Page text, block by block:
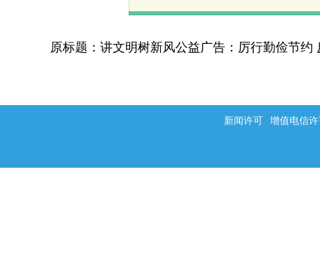
原标题：讲文明树新风公益广告：厉行勤俭节约
新闻许可 增值电信